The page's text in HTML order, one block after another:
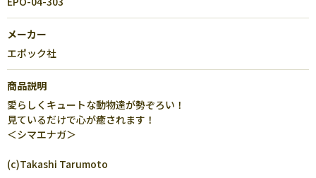
メーカー
エポック社
商品説明
愛らしくキュートな動物達が勢ぞろい！
見ているだけで心が癒されます！
＜シマエナガ＞
(c)Takashi Tarumoto